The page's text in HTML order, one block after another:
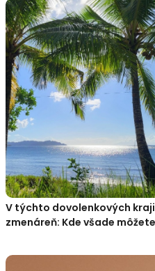
V týchto dovolenkových
zmenáreň: Kde všade